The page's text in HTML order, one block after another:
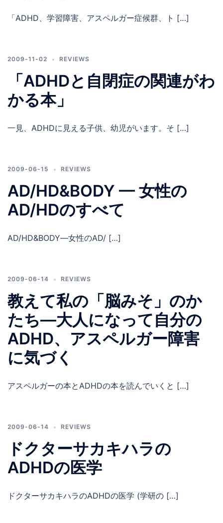
「ADHD、学習障害、アスペルガー症候群、ト […]
2009-11-02 REVIEWS
「ADHDと自閉症の関連がわ
かる本」
一見、ADHDに見える子供、幼児がいます。そ […]
2009-06-15 REVIEWS
AD/HD&BODY — 女性の
AD/HDのすべて
AD/HD&BODY―女性のAD/ […]
2009-06-14 REVIEWS
教えて私の「脳みそ」のか
たち—大人になって自分の
ADHD、アスペルガー障害
に気づく
アスペルガーの本とADHDの本を読んでいくと […]
2009-06-14 REVIEWS
ドクターサカキハラの
ADHDの医学
ドクターサカキハラのADHDの医学 (学研の […]